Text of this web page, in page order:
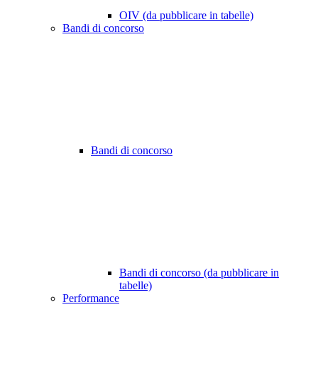
OIV (da pubblicare in tabelle)
Bandi di concorso
Bandi di concorso
Bandi di concorso (da pubblicare in
tabelle)
Performance